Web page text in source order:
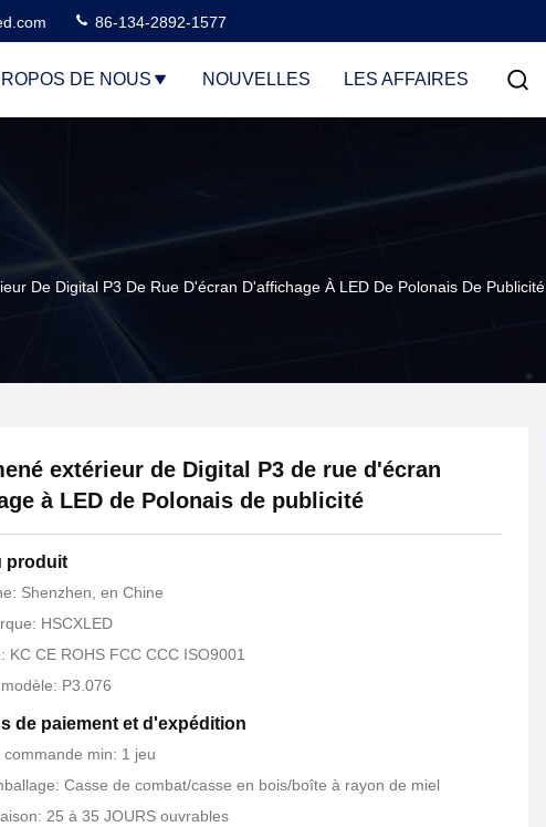
86-134-2892-1577
DE NOUS NOUVELLES LES AFFAIRES
De Digital P3 De Rue D'écran D'affichage À LED De Polonais De Publicité
extérieur de Digital P3 de rue d'écran
à LED de Polonais de publicité
produit
Shenzhen, en Chine
HSCXLED
KC CE ROHS FCC CCC ISO9001
P3.076
de paiement et d'expédition
min: 1 jeu
Casse de combat/casse en bois/boîte à rayon de miel
25 à 35 JOURS ouvrables